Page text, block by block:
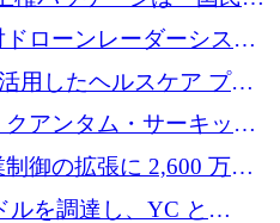
と発言
ローンレーダーシステ
ために150万ユーロを調
用したヘルスケア プラ
1,250 万ドルを投資
アンタム・サーキット
万ポンドの資金調達
御の拡張に 2,600 万ド
ルを調達し、YC と